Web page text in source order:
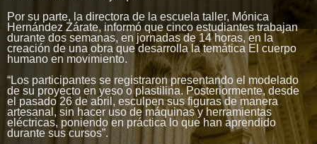
Por su parte, la directora de la escuela taller, Mónica
Hernández Zárate, informó que cinco estudiantes trabajan
durante dos semanas, en jornadas de 14 horas, en la
creación de una obra que desarrolla la temática El cuerpo
humano en movimiento.
“Los participantes se registraron presentando el modelado
de su proyecto en yeso o plastilina. Posteriormente, desde
el pasado 26 de abril, esculpen sus figuras de manera
artesanal, sin hacer uso de máquinas y herramientas
eléctricas, poniendo en práctica lo que han aprendido
durante sus cursos”.